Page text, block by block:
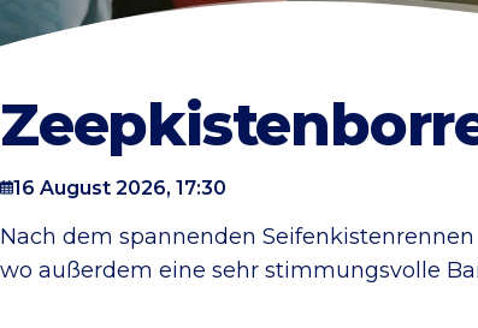
16 August 2026, 17:30
Nach dem spannenden
wo außerdem eine sehr stimmungsvolle